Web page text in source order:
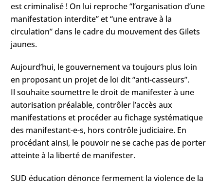
est criminalisé ! On lui reproche “l’organisation d’une
manifestation interdite” et “une entrave à la
circulation” dans le cadre du mouvement des Gilets
jaunes.
Aujourd’hui, le gouvernement va toujours plus loin
en proposant un projet de loi dit “anti-casseurs”.
Il souhaite soumettre le droit de manifester à une
autorisation préalable, contrôler l’accès aux
manifestations et procéder au fichage systématique
des manifestant-e-s, hors contrôle judiciaire. En
procédant ainsi, le pouvoir ne se cache pas de porter
atteinte à la liberté de manifester.
SUD éducation dénonce fermement la violence de la